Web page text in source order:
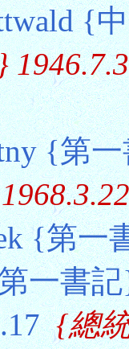
{
{第
{第一
一書
{總